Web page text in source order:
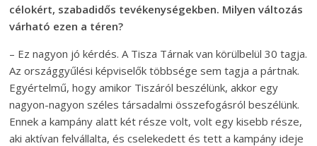
célokért, szabadidős tevékenységekben. Milyen változás
várható ezen a téren?
– Ez nagyon jó kérdés. A Tisza Tárnak van körülbelül 30 tagja.
Az országgyűlési képviselők többsége sem tagja a pártnak.
Egyértelmű, hogy amikor Tiszáról beszélünk, akkor egy
nagyon-nagyon széles társadalmi összefogásról beszélünk.
Ennek a kampány alatt két része volt, volt egy kisebb része,
aki aktívan felvállalta, és cselekedett és tett a kampány ideje